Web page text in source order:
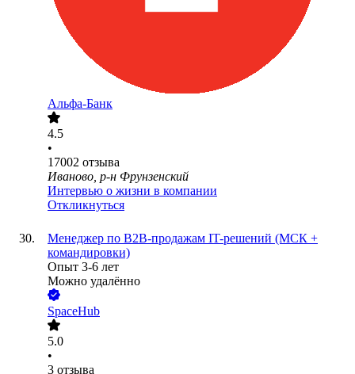
Альфа-Банк
4.5
•
17002 отзыва
Иваново, р-н Фрунзенский
Интервью о жизни в компании
Откликнуться
Менеджер по B2B-продажам IT-решений (МСК +
командировки)
Опыт 3-6 лет
Можно удалённо
SpaceHub
5.0
•
3 отзыва